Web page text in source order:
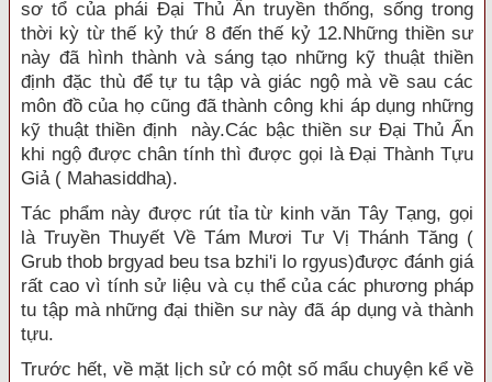
sơ tổ của phái Ðại Thủ Ấn truyền thống, sống trong
thời kỳ từ thế kỷ thứ 8 đến thế kỷ 12.Những thiền sư
này đã hình thành và sáng tạo những kỹ thuật thiền
định đặc thù để tự tu tập và giác ngộ mà về sau các
môn đồ của họ cũng đã thành công khi áp dụng những
kỹ thuật thiền định này.Các bậc thiền sư Ðại Thủ Ấn
khi ngộ được chân tính thì được gọi là Ðại Thành Tựu
Giả ( Mahasiddha).
Tác phẩm này được rút tỉa từ kinh văn Tây Tạng, gọi
là Truyền Thuyết Về Tám Mươi Tư Vị Thánh Tăng (
Grub thob brgyad beu tsa bzhi'i lo rgyus)được đánh giá
rất cao vì tính sử liệu và cụ thể của các phương pháp
tu tập mà những đại thiền sư này đã áp dụng và thành
tựu.
Trước hết, về mặt lịch sử có một số mẩu chuyện kể về